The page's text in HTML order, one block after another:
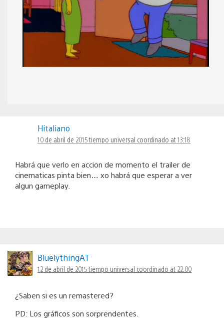
Hitaliano
10 de abril de 2015 tiempo universal coordinado at 13:18
Habrá que verlo en accion de momento el trailer de
cinematicas pinta bien… xo habrá que esperar a ver
algun gameplay.
BluelythingAT
12 de abril de 2015 tiempo universal coordinado at 22:00
¿Saben si es un remastered?
PD: Los gráficos son sorprendentes.